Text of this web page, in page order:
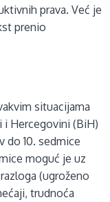
prava. Već je
prenio
situacijama
i Hercegovini (BiH)
do 10. sedmice
moguć je uz
(ugroženo
trudnoća